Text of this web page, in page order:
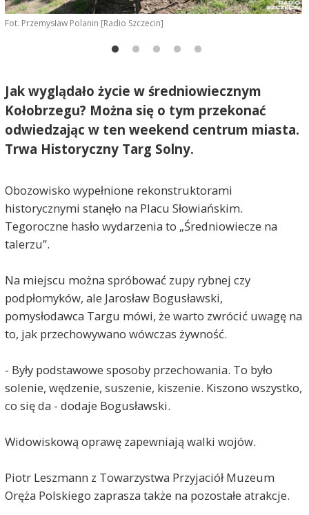
Fot. Przemysław Polanin [Radio Szczecin]
Jak wyglądało życie w średniowiecznym
Kołobrzegu? Można się o tym przekonać
odwiedzając w ten weekend centrum miasta.
Trwa Historyczny Targ Solny.
Obozowisko wypełnione rekonstruktorami
historycznymi stanęło na Placu Słowiańskim.
Tegoroczne hasło wydarzenia to „Średniowiecze na
talerzu”.
Na miejscu można spróbować zupy rybnej czy
podpłomyków, ale Jarosław Bogusławski,
pomysłodawca Targu mówi, że warto zwrócić uwagę na
to, jak przechowywano wówczas żywność.
- Były podstawowe sposoby przechowania. To było
solenie, wędzenie, suszenie, kiszenie. Kiszono wszystko,
co się da - dodaje Bogusławski.
Widowiskową oprawę zapewniają walki wojów.
Piotr Leszmann z Towarzystwa Przyjaciół Muzeum
Oręża Polskiego zaprasza także na pozostałe atrakcje.